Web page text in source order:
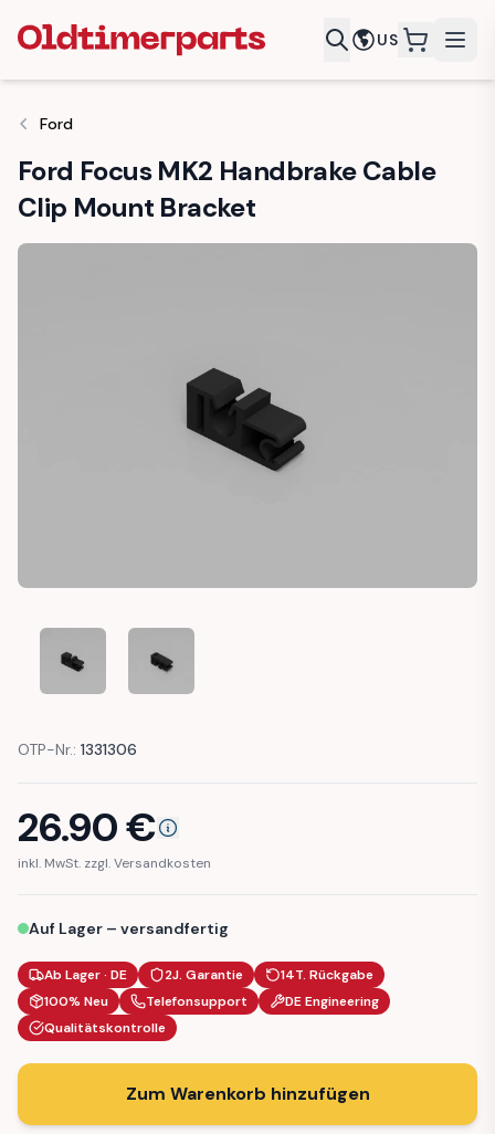
US
Ford
Ford Focus MK2 Handbrake Cable
Clip Mount Bracket
FORD FOCUS MK2 HANDBRAKE CABLE CLIP MOUNT
FORD FOCUS MK2 HANDBRAKE CABLE CLIP
OTP-Nr.: 1331306
26.90€
inkl. MwSt. zzgl. Versandkosten
Auf Lager – versandfertig
Ab Lager · DE 2J. Garantie
14T. Rückgabe
100% Neu
Telefonsupport
DE Engineering
Qualitätskontrolle
Zum Warenkorb hinzufügen